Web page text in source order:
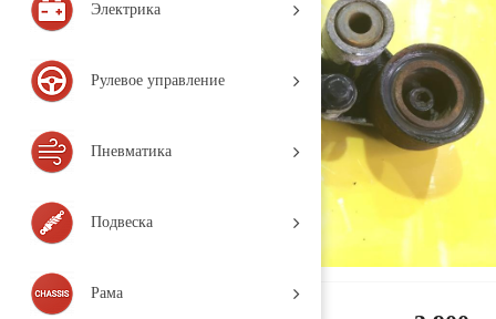
Электрика
Рулевое управление
Пневматика
Подвеска
Рама